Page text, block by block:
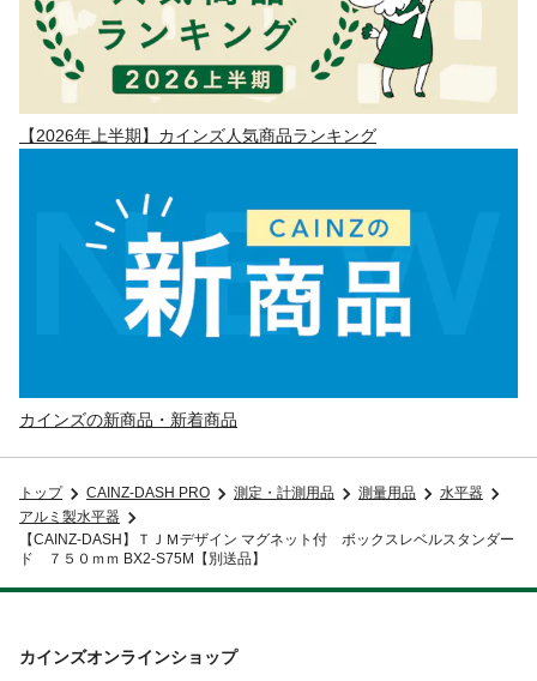
【2026年上半期】カインズ人気商品ランキング
カインズの新商品・新着商品
トップ CAINZ-DASH PRO 測定・計測用品 測量用品
水平器
アルミ製水平器
【CAINZ-DASH】ＴＪＭデザイン マグネット付 ボックスレベルスタンダー
ド ７５０ｍｍ BX2-S75M【別送品】
カインズオンラインショップ